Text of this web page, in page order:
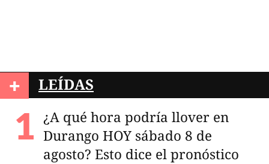
+ LEÍDAS
¿A qué hora podría llover en
Durango HOY sábado 8 de
agosto? Esto dice el pronóstico